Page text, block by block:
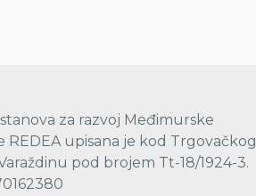
za razvoj Međimurske
REDEA upisana je kod Trgovačkog
pod brojem Tt-18/1924-3.